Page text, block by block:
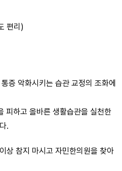
편리)
증 악화시키는 습관 교정의 조화에
피하고 올바른 생활습관을 실천한
.
상 참지 마시고 자민한의원을 찾아